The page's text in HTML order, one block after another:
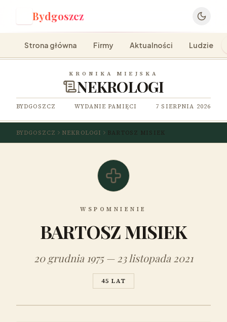
Bydgoszcz
Strona główna Firmy Aktualności Ludzie
KRONIKA MIEJSKA
NEKROLOGI
BYDGOSZCZ WYDANIE PAMIĘCI 7 SIERPNIA 2026
BYDGOSZCZ NEKROLOGI BARTOSZ MISIEK
WSPOMNIENIE
BARTOSZ MISIEK
20 grudnia 1975 — 23 listopada 2021
45 LAT